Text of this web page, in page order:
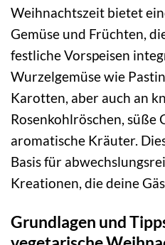
Weihnachtszeit bietet
Gemüse und Früchten,
festliche Vorspeisen
Wurzelgemüse wie
Karotten, aber auch an
Rosenkohlröschen, süße
aromatische Kräuter.
Basis für
Kreationen, die deine
Grundlagen und